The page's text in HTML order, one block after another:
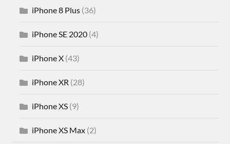
iPhone 8 Plus (36)
iPhone SE 2020 (4)
iPhone X (43)
iPhone XR (28)
iPhone XS (9)
iPhone XS Max (2)